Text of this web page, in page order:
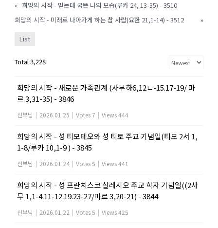
« 희망의 시작 - 믿는데 굼뜬 나의 모습(루카 24, 13-35) - 3510
희망의 시작 - 미래로 나아가게 하는 참 사람(요한 21,1-14) - 3512
»
List
Total 3,228
희망의 시작 - 새로운 가족관계 (사무하6,12ㄴ-15.17-19/ 마
르 3,31-35) - 3846
신부님 | 2026.01.25 | Votes 7 | Views 444
희망의 시작 - 성 티모테오와 성 티토 주교 기념일(티모 2서 1,
1-8/루카 10,1-9 ) - 3845
신부님 | 2026.01.24 | Votes 5 | Views 441
희망의 시작 - 성 프란치스코 살레시오 주교 학자 기념일((2사
무 1,1-4.11-12.19.23-27/마르 3,20-21) - 3844
신부님 | 2026.01.22 | Votes 5 | Views 425